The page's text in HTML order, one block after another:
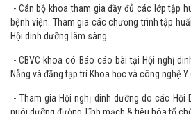
Công tác đào tạo, nghiên cứu khoa học,
- Cán bộ khoa tham gia đầy đủ các lớp tập
bệnh viện. Tham gia các chương trình tập
Hội dinh dưỡng lâm sàng.
- CBVC khoa có Báo cáo bài tại Hội nghị
Nẵng và đăng tạp trí Khoa học và công nghệ Y